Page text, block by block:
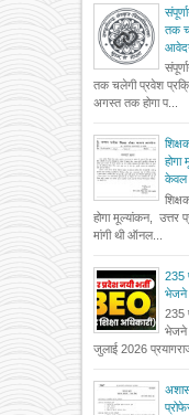
तक
तक चलेगी प्रवेश
अगस्त तक होगा प...
केवल
होगा मूल्यांकन, उत्तर
मांगी थी ऑनल...
235
भेजने
235
भेजने
जुलाई 2026